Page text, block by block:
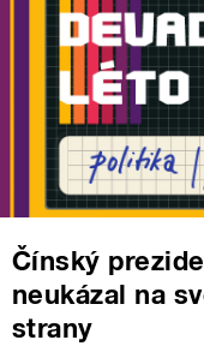
Čínský
neukázal na
strany